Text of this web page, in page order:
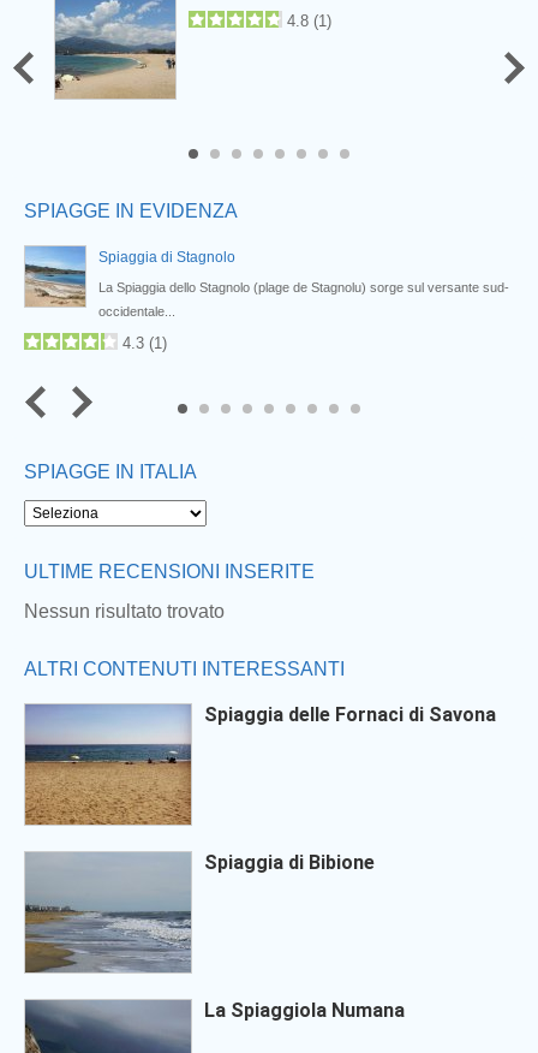
4.8 (1)
SPIAGGE IN EVIDENZA
Spiaggia di Stagnolo
La Spiaggia dello Stagnolo (plage de Stagnolu) sorge sul versante sud-
occidentale...
4.3 (1)
8
SPIAGGE IN ITALIA
ULTIME RECENSIONI INSERITE
Nessun risultato trovato
ALTRI CONTENUTI INTERESSANTI
Spiaggia delle Fornaci di Savona
Spiaggia di Bibione
La Spiaggiola Numana